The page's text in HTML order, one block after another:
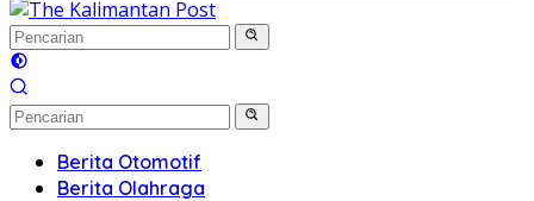
Berita Otomotif
Berita Olahraga